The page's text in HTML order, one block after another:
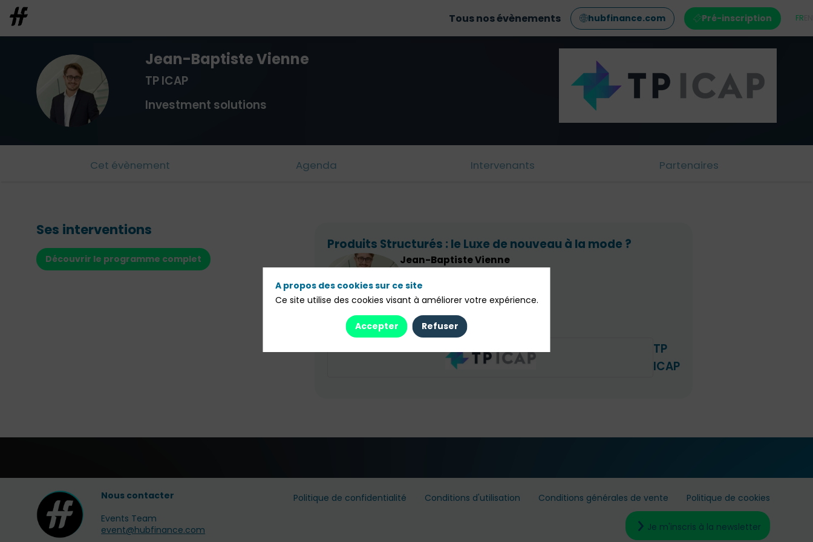
Tous nos évènements hubfinance.com Pré-inscription FR
JV
Jean-BaptisteVienne
TP ICAP
Investment solutions
Cet évènement Agenda Intervenants Partenaires
Ses interventions
Découvrir le programme complet
Produits Structurés : le Luxe de nouveau à la mode ?
JV
Jean-BaptisteVienne
Investment solutions
MartinaRydman
Structured Product Sales
TP
ICAP
Nous contacter
Events Team
event@hubfinance.com
Politique de confidentialité Conditions d'utilisation Conditions générales de vente Politique de cookies
Je m'inscris à la newsletter
A propos des cookies sur ce site
Ce site utilise des cookies visant à améliorer votre expérience.
Accepter Refuser